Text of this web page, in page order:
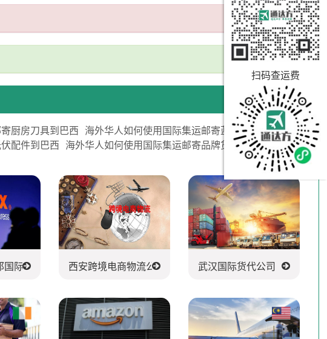
厨房刀具到巴西 海外华人如何使用国际集运邮寄蓝牙音响到巴西
配件到巴西 海外华人如何使用国际集运邮寄品牌货物到巴西
际快递公司 西安跨境电商物流公司 武汉国际货代公司
扫码查运费